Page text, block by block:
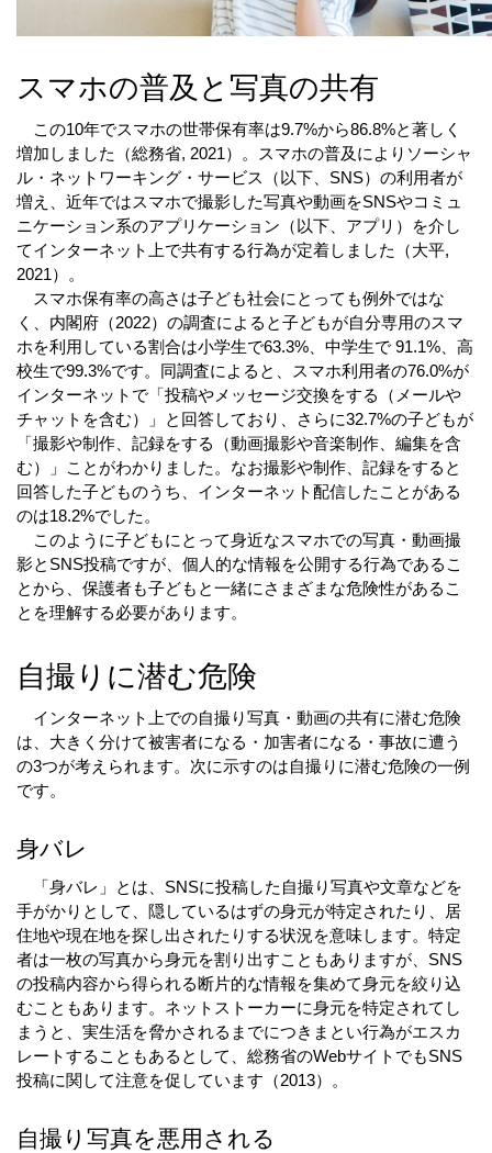
スマホの普及と写真の共有
この10年でスマホの世帯保有率は9.7%から86.8%と著しく
増加しました（総務省, 2021）。スマホの普及によりソーシャ
ル・ネットワーキング・サービス（以下、SNS）の利用者が
増え、近年ではスマホで撮影した写真や動画をSNSやコミュ
ニケーション系のアプリケーション（以下、アプリ）を介し
てインターネット上で共有する行為が定着しました（大平,
2021）。
スマホ保有率の高さは子ども社会にとっても例外ではな
く、内閣府（2022）の調査によると子どもが自分専用のスマ
ホを利用している割合は小学生で63.3%、中学生で 91.1%、高
校生で99.3%です。同調査によると、スマホ利用者の76.0%が
インターネットで「投稿やメッセージ交換をする（メールや
チャットを含む）」と回答しており、さらに32.7%の子どもが
「撮影や制作、記録をする（動画撮影や音楽制作、編集を含
む）」ことがわかりました。なお撮影や制作、記録をすると
回答した子どものうち、インターネット配信したことがある
のは18.2%でした。
このように子どもにとって身近なスマホでの写真・動画撮
影とSNS投稿ですが、個人的な情報を公開する行為であるこ
とから、保護者も子どもと一緒にさまざまな危険性があるこ
とを理解する必要があります。
自撮りに潜む危険
インターネット上での自撮り写真・動画の共有に潜む危険
は、大きく分けて被害者になる・加害者になる・事故に遭う
の3つが考えられます。次に示すのは自撮りに潜む危険の一例
です。
身バレ
「身バレ」とは、SNSに投稿した自撮り写真や文章などを
手がかりとして、隠しているはずの身元が特定されたり、居
住地や現在地を探し出されたりする状況を意味します。特定
者は一枚の写真から身元を割り出すこともありますが、SNS
の投稿内容から得られる断片的な情報を集めて身元を絞り込
むこともあります。ネットストーカーに身元を特定されてし
まうと、実生活を脅かされるまでにつきまとい行為がエスカ
レートすることもあるとして、総務省のWebサイトでもSNS
投稿に関して注意を促しています（2013）。
自撮り写真を悪用される